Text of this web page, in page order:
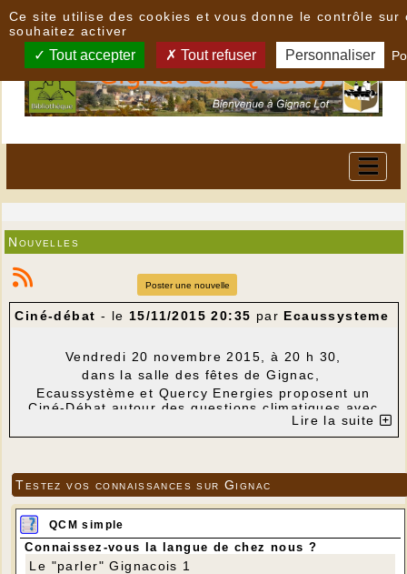
Nouvelles
Poster une nouvelle
Ciné-débat - le 15/11/2015 20:35 par Ecaussysteme
Vendredi 20 novembre 2015, à 20 h 30,
dans la salle des fêtes de Gignac,
Ecaussystème et Quercy Energies proposent un
Ciné-Débat autour des questions climatiques avec
6 principaux climats de la planète (équatorial, semi-
aride, montagne, mousson, océanique, polaire).
Quel lien existe-t-il véritablement entre les hommes
et le climat ? Quel changement attend notre
civilisation dans le cadre du dérèglement climatique
global qui s'installe aujourd'hui rapidement ? Un film
à hauteur d'homme" (www.gaelderive.fr)
Lire la suite
Testez vos connaissances sur Gignac
QCM simple
Connaissez-vous la langue de chez nous ?
Le "parler" Gignacois 1
Ce site utilise des cookies et vous donne le contrôle sur
souhaitez activer
Tout accepter Tout refuser Personnaliser